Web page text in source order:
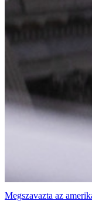
Megszavazta az